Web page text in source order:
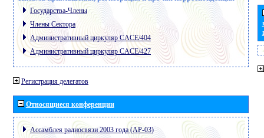
Государства-Члены
Члены Сектора
Административный циркуляр CACE/404
Административный циркуляр CACE/427
Регистрация делегатов
Относящиеся конференции
Ассамблея радиосвязи 2003 года (АР-03)